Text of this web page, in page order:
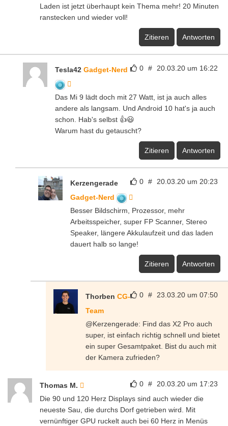
Laden ist jetzt überhaupt kein Thema mehr! 20 Minuten
ranstecken und wieder voll!
Zitieren Antworten
0 # 20.03.20 um 16:22
Tesla42 Gadget-Nerd
Das Mi 9 lädt doch mit 27 Watt, ist ja auch alles
andere als langsam. Und Android 10 hat's ja auch
schon. Hab's selbst 👍😃
Warum hast du getauscht?
Zitieren Antworten
0 # 20.03.20 um 20:23
Kerzengerade
Gadget-Nerd
Besser Bildschirm, Prozessor, mehr
Arbeitsspeicher, super FP Scanner, Stereo
Speaker, längere Akkulaufzeit und das laden
dauert halb so lange!
Zitieren Antworten
0 # 23.03.20 um 07:50
Thorben CG-
Team
@Kerzengerade: Find das X2 Pro auch
super, ist einfach richtig schnell und bietet
ein super Gesamtpaket. Bist du auch mit
der Kamera zufrieden?
0 # 20.03.20 um 17:23
Thomas M.
Die 90 und 120 Herz Displays sind auch wieder die
neueste Sau, die durchs Dorf getrieben wird. Mit
vernünftiger GPU ruckelt auch bei 60 Herz in Menüs